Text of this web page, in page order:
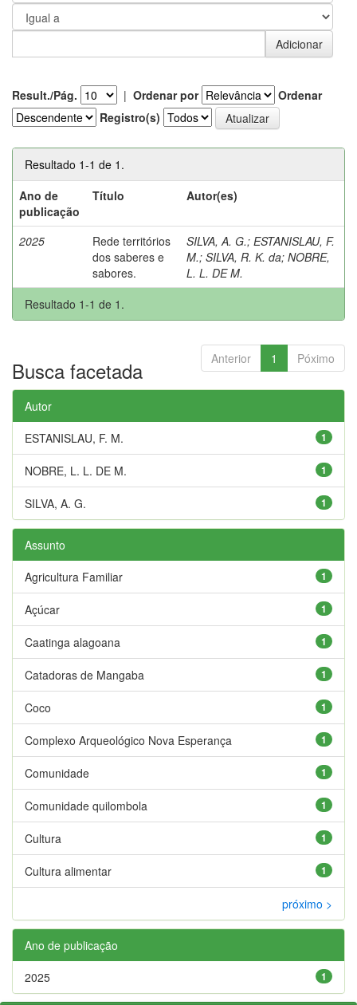
Result./Pág. | Ordenar por
Ordenar
Registro(s)
Resultado 1-1 de 1.
Ano de
publicação
Título Autor(es)
2025
Rede territórios
dos saberes e
sabores.
SILVA, A. G.; ESTANISLAU, F.
M.; SILVA, R. K. da; NOBRE,
L. L. DE M.
Resultado 1-1 de 1.
Anterior 1 Póximo
Busca facetada
Autor
1
ESTANISLAU, F. M.
1
NOBRE, L. L. DE M.
1
SILVA, A. G.
Assunto
1
Agricultura Familiar
1
Açúcar
1
Caatinga alagoana
1
Catadoras de Mangaba
1
Coco
1
Complexo Arqueológico Nova Esperança
1
Comunidade
1
Comunidade quilombola
1
Cultura
1
Cultura alimentar
próximo >
Ano de publicação
1
2025